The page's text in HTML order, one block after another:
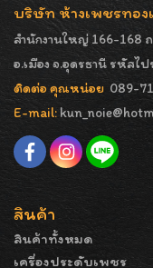
บริษัท ห้างเพชรทอง
สำนักงานใหญ่ 166-168
อ.เมือง จ.อุดรธานี รหัส
ติดต่อ คุณหน่อย 089-
E-mail:
สินค้า
สินค้าทั้งหมด
เครื่องประดับเพชร